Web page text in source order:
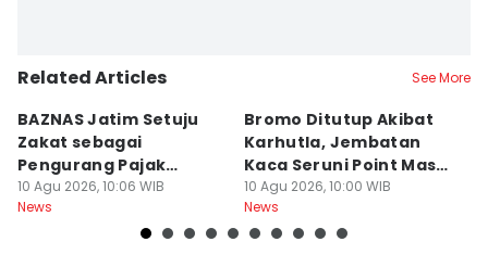
Related Articles See More
BAZNAS Jatim Setuju
Zakat sebagai
Pengurang Pajak
Langsung
10 Agu 2026, 10:06 WIB
News
Bromo Ditutup Akibat
Karhutla, Jembatan
Kaca Seruni Point Masih
Buka
10 Agu 2026, 10:00 WIB
News